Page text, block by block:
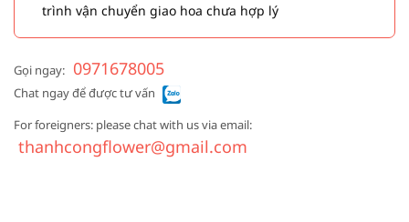
trình vận chuyển giao hoa chưa hợp lý
Gọi ngay: 0971678005
Chat ngay để được tư vấn
For foreigners: please chat with us via email:
thanhcongflower@gmail.com